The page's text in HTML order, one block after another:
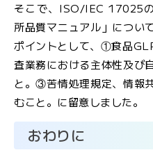
そこで、ISO/IEC 17025
所品質マニュアル」につい
ポイントとして、①食品
査業務における主体性及び
と。③苦情処理規定、情報
むこと。に留意しました。
おわりに